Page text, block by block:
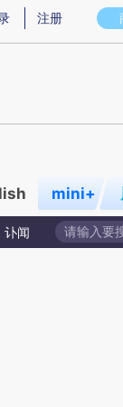
意图存在偏差。不
注册
mini+
讣闻